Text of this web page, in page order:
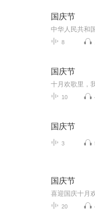
国庆节
8
国庆节
10
国庆节
3
国庆节
20